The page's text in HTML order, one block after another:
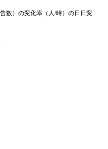
数）の変化率（人/時）の日日変